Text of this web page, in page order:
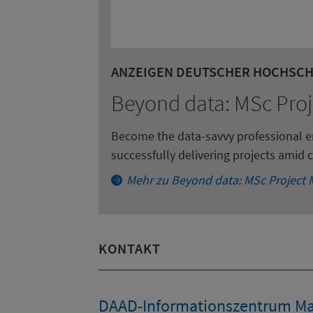
Copyright &copy; Hochschule
ANZEIGEN DEUTSCHER
Beyond data: MSc
Become the data-savvy professional
successfully delivering projects amid
Mehr zu Beyond data: MSc Project
KONTAKT
DAAD-Informationszentrum